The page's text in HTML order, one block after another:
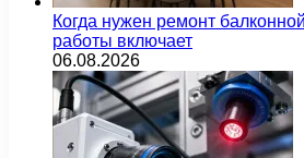
Когда нужен ремонт
работы включает
06.08.2026